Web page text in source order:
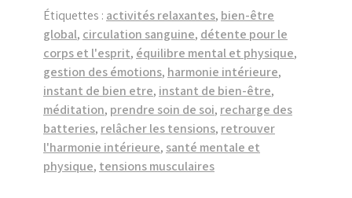
Étiquettes : activités relaxantes, bien-être
global, circulation sanguine, détente pour le
corps et l'esprit, équilibre mental et physique,
gestion des émotions, harmonie intérieure,
instant de bien etre, instant de bien-être,
méditation, prendre soin de soi, recharge des
batteries, relâcher les tensions, retrouver
l'harmonie intérieure, santé mentale et
physique, tensions musculaires